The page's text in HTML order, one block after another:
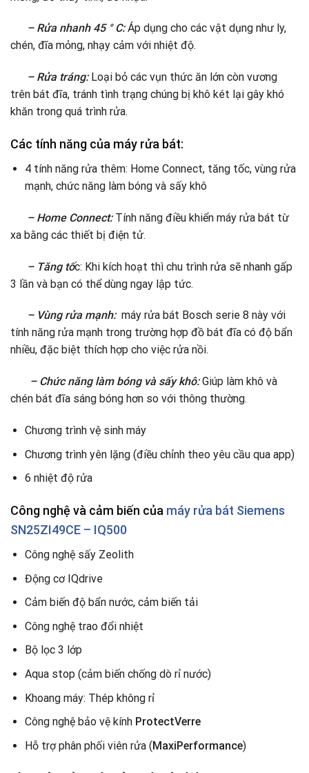
– Rửa nhanh 45 ° C:Áp dụng cho các vật dụng như ly,
chén, đĩa mỏng, nhạy cảm với nhiệt độ.
– Rửa tráng:Loại bỏ các vụn thức ăn lớn còn vương
trên bát đĩa, tránh tình trạng chúng bị khô két lại gây khó
khăn trong quá trình rửa.
Các tính năng của máy rửa bát:
4 tính năng rửa thêm: Home Connect, tăng tốc, vùng rửa
mạnh, chức năng làm bóng và sấy khô
– Home Connect:Tính năng điều khiển máy rửa bát từ
xa bằng các thiết bị điện tử.
– Tăng tốc: Khi kích hoạt thì chu trình rửa sẽ nhanh gấp
3 lần và bạn có thể dùng ngay lập tức.
– Vùng rửa mạnh:máy rửa bát Bosch serie 8 này với
tính năng rửa mạnh trong trường hợp đồ bát đĩa có độ bẩn
nhiều, đặc biệt thích hợp cho việc rửa nồi.
– Chức năng làm bóng và sấy khô:Giúp làm khô và
chén bát đĩa sáng bóng hơn so với thông thường.
Chương trình vệ sinh máy
Chương trình yên lặng (điều chỉnh theo yêu cầu qua app)
6 nhiệt độ rửa
Công nghệ và cảm biến của máy rửa bát Siemens
SN25ZI49CE – IQ500
Công nghệ sấy Zeolith
Động cơ IQdrive
Cảm biến độ bẩn nước, cảm biến tải
Công nghệ trao đổi nhiệt
Bộ lọc 3 lớp
Aqua stop (cảm biến chống dò rỉ nước)
Khoang máy: Thép không rỉ
Công nghệ bảo vệ kính ProtectVerre
Hỗ trợ phân phối viên rửa (MaxiPerformance)